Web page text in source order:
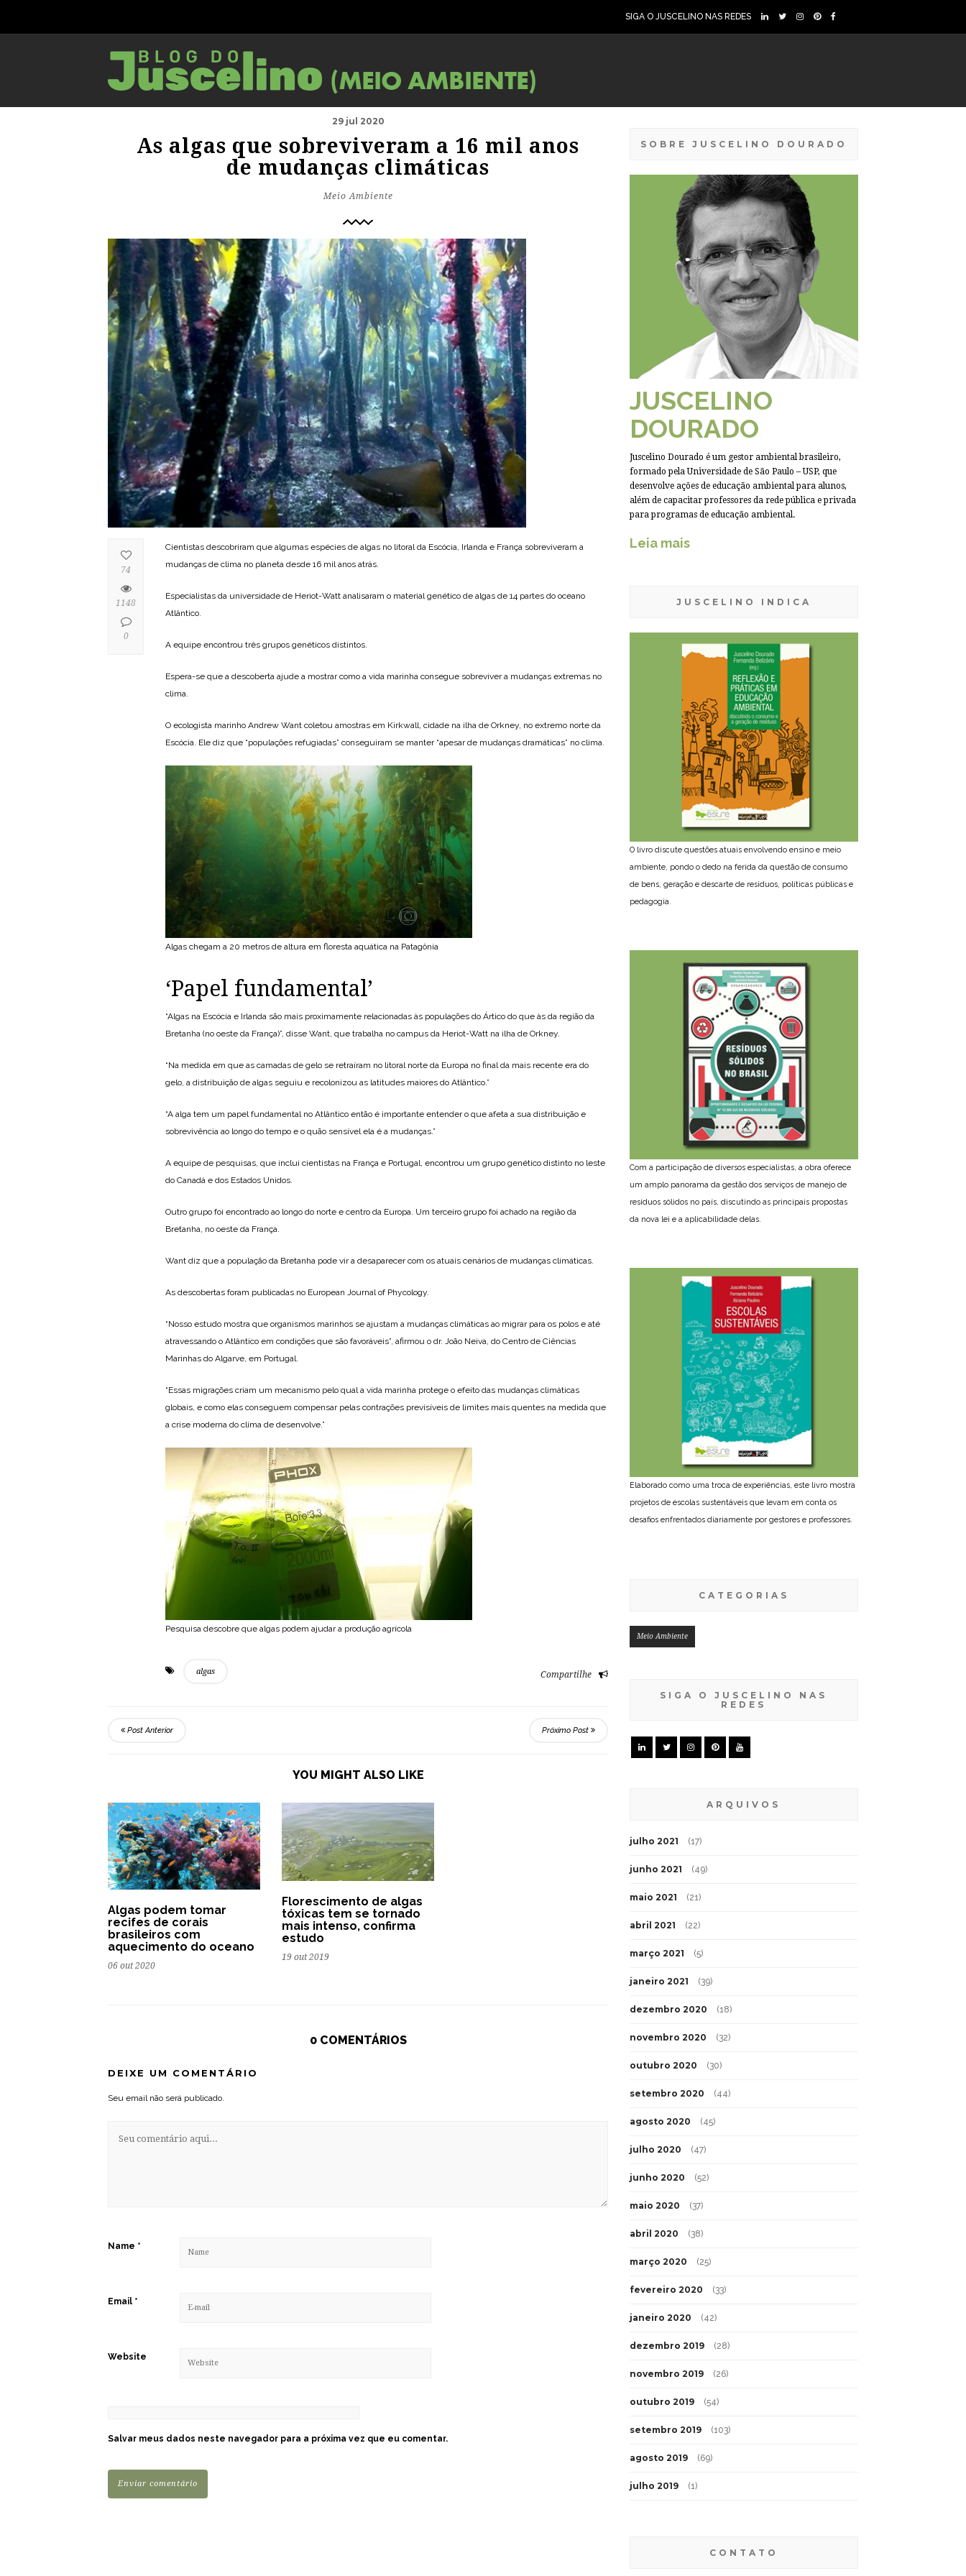
SIGA O JUSCELINO NAS REDES
29 jul 2020
As algas que sobreviveram a 16 mil anos
de mudanças climáticas
Meio Ambiente
Cientistas descobriram que algumas espécies de algas no litoral da Escócia, Irlanda e França sobreviveram a
mudanças de clima no planeta desde 16 mil anos atrás.
Especialistas da universidade de Heriot-Watt analisaram o material genético de algas de 14 partes do oceano
Atlântico.
A equipe encontrou três grupos genéticos distintos.
Espera-se que a descoberta ajude a mostrar como a vida marinha consegue sobreviver a mudanças extremas no
clima.
O ecologista marinho Andrew Want coletou amostras em Kirkwall, cidade na ilha de Orkney, no extremo norte da
Escócia. Ele diz que “populações refugiadas” conseguiram se manter “apesar de mudanças dramáticas” no clima.
Algas chegam a 20 metros de altura em floresta aquática na Patagônia
‘Papel fundamental’
“Algas na Escócia e Irlanda são mais proximamente relacionadas às populações do Ártico do que às da região da
Bretanha (no oeste da França)”, disse Want, que trabalha no campus da Heriot-Watt na ilha de Orkney.
“Na medida em que as camadas de gelo se retraíram no litoral norte da Europa no final da mais recente era do
gelo, a distribuição de algas seguiu e recolonizou as latitudes maiores do Atlântico.”
“A alga tem um papel fundamental no Atlântico então é importante entender o que afeta a sua distribuição e
sobrevivência ao longo do tempo e o quão sensível ela é a mudanças.”
A equipe de pesquisas, que inclui cientistas na França e Portugal, encontrou um grupo genético distinto no leste
do Canadá e dos Estados Unidos.
Outro grupo foi encontrado ao longo do norte e centro da Europa. Um terceiro grupo foi achado na região da
Bretanha, no oeste da França.
Want diz que a população da Bretanha pode vir a desaparecer com os atuais cenários de mudanças climáticas.
As descobertas foram publicadas no European Journal of Phycology.
“Nosso estudo mostra que organismos marinhos se ajustam a mudanças climáticas ao migrar para os polos e até
atravessando o Atlântico em condições que são favoráveis”, afirmou o dr. João Neiva, do Centro de Ciências
Marinhas do Algarve, em Portugal.
“Essas migrações criam um mecanismo pelo qual a vida marinha protege o efeito das mudanças climáticas
globais, e como elas conseguem compensar pelas contrações previsíveis de limites mais quentes na medida que
a crise moderna do clima de desenvolve.”
Pesquisa descobre que algas podem ajudar a produção agrícola
algas Compartilhe
74
1148
0
Post Anterior Próximo Post
YOU MIGHT ALSO LIKE
Algas podem tomar
recifes de corais
brasileiros com
aquecimento do oceano
06 out 2020
Florescimento de algas
tóxicas tem se tornado
mais intenso, confirma
estudo
19 out 2019
0 COMENTÁRIOS
DEIXE UM COMENTÁRIO
Seu email não será publicado.
Name *
Email *
Website
Salvar meus dados neste navegador para a próxima vez que eu comentar.
SOBRE JUSCELINO DOURADO
JUSCELINO
DOURADO
Juscelino Dourado é um gestor ambiental brasileiro,
formado pela Universidade de São Paulo – USP, que
desenvolve ações de educação ambiental para alunos,
além de capacitar professores da rede pública e privada
para programas de educação ambiental.
Leia mais
JUSCELINO INDICA
O livro discute questões atuais envolvendo ensino e meio
ambiente, pondo o dedo na ferida da questão de consumo
de bens, geração e descarte de resíduos, políticas públicas e
pedagogia.
Com a participação de diversos especialistas, a obra oferece
um amplo panorama da gestão dos serviços de manejo de
resíduos sólidos no país, discutindo as principais propostas
da nova lei e a aplicabilidade delas.
Elaborado como uma troca de experiências, este livro mostra
projetos de escolas sustentáveis que levam em conta os
desafios enfrentados diariamente por gestores e professores.
CATEGORIAS
Meio Ambiente
SIGA O JUSCELINO NAS
REDES
ARQUIVOS
julho 2021 (17)
junho 2021 (49)
maio 2021 (21)
abril 2021 (22)
março 2021 (5)
janeiro 2021 (39)
dezembro 2020 (18)
novembro 2020 (32)
outubro 2020 (30)
setembro 2020 (44)
agosto 2020 (45)
julho 2020 (47)
junho 2020 (52)
maio 2020 (37)
abril 2020 (38)
março 2020 (25)
fevereiro 2020 (33)
janeiro 2020 (42)
dezembro 2019 (28)
novembro 2019 (26)
outubro 2019 (54)
setembro 2019 (103)
agosto 2019 (69)
julho 2019 (1)
CONTATO